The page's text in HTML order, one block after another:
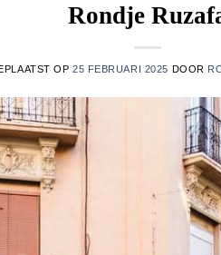
Rondje
OP25 FEBRUARI 2025 DOOR